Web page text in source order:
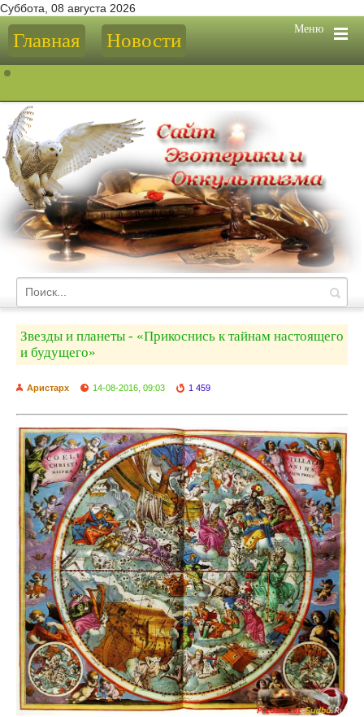
Суббота, 08 августа 2026
Меню
Главная Новости
Звезды и планеты - «Прикоснись к тайнам настоящего
и будущего»
Аристарх 14-08-2016, 09:03 1 459